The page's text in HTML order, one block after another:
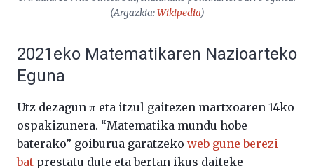
(Argazkia:Wikipedia)
2021eko Matematikaren Nazioarteko
Eguna
Utz dezagun π eta itzul gaitezen martxoaren 14ko
ospakizunera. “Matematika mundu hobe
baterako” goiburua garatzeko web gune berezi
bat prestatu dute eta bertan ikus daiteke